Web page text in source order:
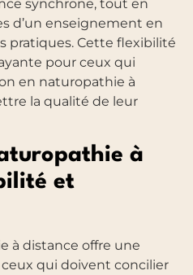
synchrone, tout en
d’un enseignement en
pratiques. Cette flexibilité
pour ceux qui
en naturopathie à
la qualité de leur
à
et
à distance offre une
qui doivent concilier